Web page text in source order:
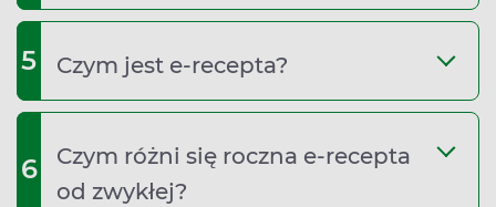
5 Czym jest e‑recepta?
6
Czym różni się roczna e‑recepta
od zwykłej?